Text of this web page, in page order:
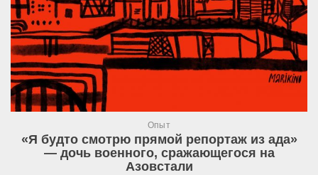
Опыт
«Я будто смотрю прямой репортаж из ада»
— дочь военного, сражающегося на
Азовстали